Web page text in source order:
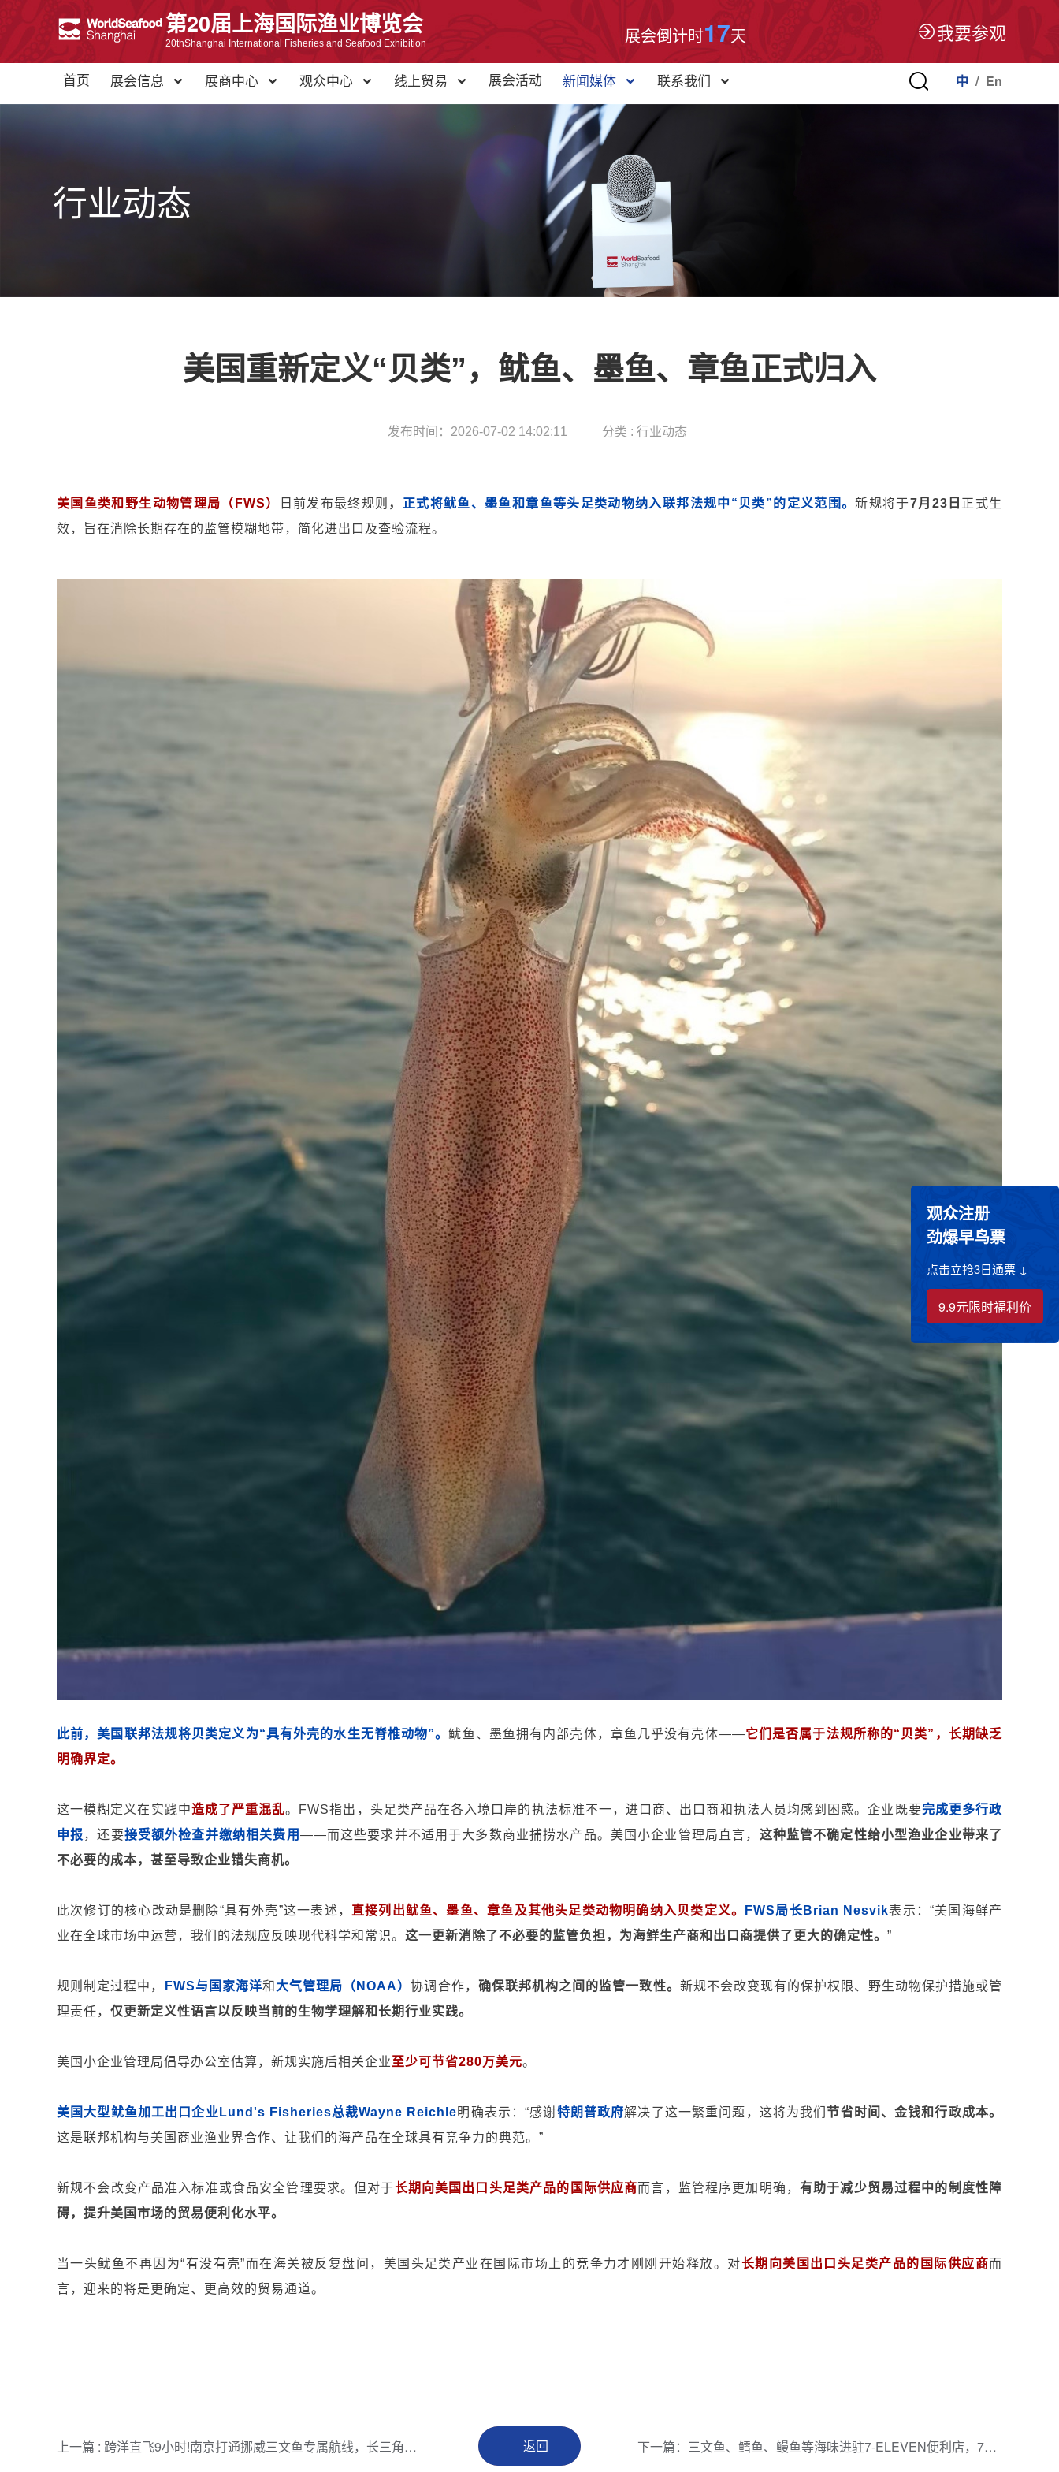
第20届上海国际渔业博览会
20thShanghai International Fisheries and Seafood Exhibition 展会倒计时17天 我要参观
首页 展会信息 展商中心 观众中心 线上贸易 展会活动 新闻媒体 联系我们 中 / En
行业动态
美国重新定义“贝类”，鱿鱼、墨鱼、章鱼正式归入
发布时间：2026-07-02 14:02:11 分类 : 行业动态
美国鱼类和野生动物管理局（FWS） 日前发布最终规则 ， 正式将鱿鱼、墨鱼和章鱼等头足类动物纳入联邦法规中“贝类”的定义范围。新规将于7月23日 正式生
效，旨在消除长期存在的监管模糊地带，简化进出口及查验流程。
此前，美国联邦法规将贝类定义为“具有外壳的水生无脊椎动物”。鱿鱼、墨鱼拥有内部壳体，章鱼几乎没有壳体——它们是否属于法规所称的“贝类”，长期缺乏
明确界定。
这一模糊定义在实践中造成了严重混乱。FWS指出，头足类产品在各入境口岸的执法标准不一，进口商、出口商和执法人员均感到困惑。企业既要完成更多行政
申报，还要接受额外检查并缴纳相关费用 ——而这些要求并不适用于大多数商业捕捞水产品。美国小企业管理局直言， 这种监管不确定性给小型渔业企业带来了
不必要的成本，甚至导致企业错失商机。
此次修订的核心改动是删除“具有外壳”这一表述， 直接列出鱿鱼、墨鱼、章鱼及其他头足类动物明确纳入贝类定义。 FWS局长Brian Nesvik表示：“美国海鲜产
业在全球市场中运营，我们的法规应反映现代科学和常识。 这一更新消除了不必要的监管负担，为海鲜生产商和出口商提供了更大的确定性。 ”
规则制定过程中， FWS与国家海洋和 大气管理局（NOAA）协调合作， 确保联邦机构之间的监管一致性。 新规不会改变现有的保护权限、野生动物保护措施或管
理责任， 仅更新定义性语言以反映当前的生物学理解和长期行业实践。
美国小企业管理局倡导办公室估算，新规实施后相关企业至少可节省280万美元。
美国大型鱿鱼加工出口企业Lund's Fisheries总裁Wayne Reichle明确表示：“感谢特朗普政府解决了这一繁重问题，这将为我们节省时间、金钱和行政成本。
这是联邦机构与美国商业渔业界合作、让我们的海产品在全球具有竞争力的典范。”
新规不会改变产品准入标准或食品安全管理要求。但对于长期向美国出口头足类产品的国际供应商而言，监管程序更加明确， 有助于减少贸易过程中的制度性障
碍，提升美国市场的贸易便利化水平。
当一头鱿鱼不再因为“有没有壳”而在海关被反复盘问，美国头足类产业在国际市场上的竞争力才刚刚开始释放。对长期向美国出口头足类产品的国际供应商而
言，迎来的将是更确定、更高效的贸易通道。
上一篇 : 跨洋直飞9小时!南京打通挪威三文鱼专属航线，长三角鲜度再升级 下一篇：三文鱼、鳕鱼、鳗鱼等海味进驻7-ELEVEN便利店，7款自有产品上新
返回
观众注册
劲爆早鸟票
点击立抢3日通票 ↓
9.9元限时福利价